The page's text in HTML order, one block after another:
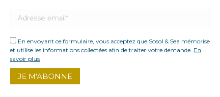
En envoyant ce formulaire, vous acceptez que Sosol & Sea mémorise
et utilise les informations collectées afin de traiter votre demande. En
savoir plus